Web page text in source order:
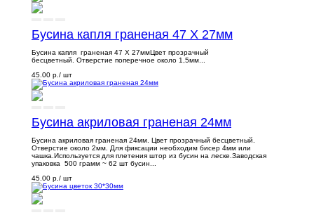
Бусина капля граненая 47 Х 27мм
Бусина капля граненая 47 Х 27ммЦвет прозрачный
бесцветный. Отверстие поперечное около 1,5мм...
45.00 р. / шт
Бусина акриловая граненая 24мм
Бусина акриловая граненая 24мм. Цвет прозрачный бесцветный.
Отверстие около 2мм. Для фиксации необходим бисер 4мм или
чашка.Используется для плетения штор из бусин на леске.Заводская
упаковка 500 грамм ~ 62 шт бусин...
45.00 р. / шт